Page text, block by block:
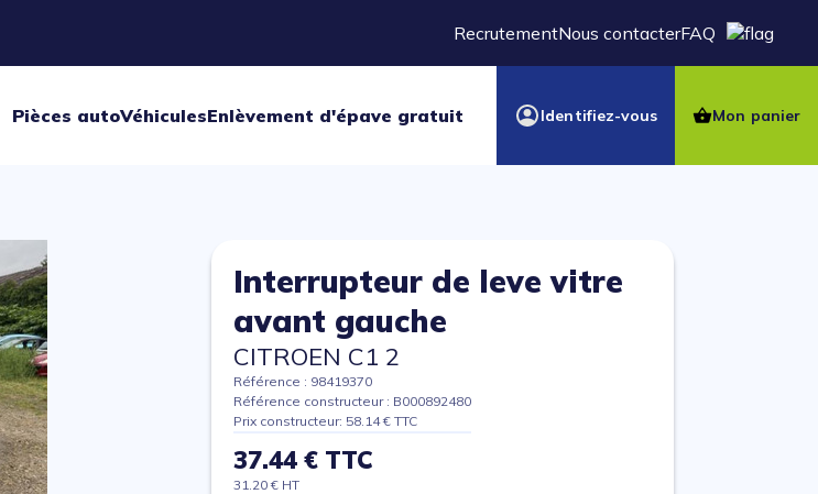
RecrutementNous contacterFAQ
Pièces autoVéhiculesEnlèvement d'épave gratuit Identifiez-vous Mon panier
Interrupteur de leve vitre
avant gauche
CITROEN C1 2
Référence : 98419370
Référence constructeur : B000892480
Prix constructeur: 58.14 € TTC
37.44 € TTC
31.20 € HT